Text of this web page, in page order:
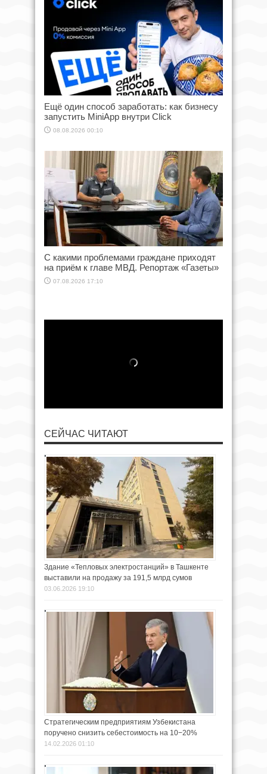
Ещё один способ заработать: как бизнесу
запустить MiniApp внутри Click
08.08.2026 00:10
С какими проблемами граждане приходят
на приём к главе МВД. Репортаж «Газеты»
07.08.2026 17:10
СЕЙЧАС ЧИТАЮТ
Здание «Тепловых электростанций» в Ташкенте
выставили на продажу за 191,5 млрд сумов
03.06.2026 19:10
Стратегическим предприятиям Узбекистана
поручено снизить себестоимость на 10−20%
14.02.2026 01:10